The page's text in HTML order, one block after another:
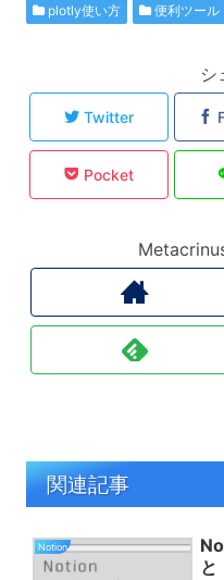
plotly使い方 便利ツール
シ
Twitter
Pocket
関連記事
Notion
と